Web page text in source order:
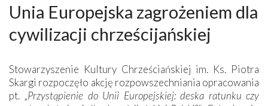
Unia Europejska zagrożeniem dla
cywilizacji chrześcijańskiej
Stowarzyszenie Kultury Chrześciańskiej im. Ks. Piotra
Skargi rozpoczęło akcję rozpowszechniania opracowania
pt. „Przystąpienie do Unii Europejskiej: deska ratunku czy